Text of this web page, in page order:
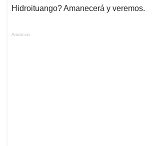
Hidroituango? Amanecerá y veremos.
Anuncios.